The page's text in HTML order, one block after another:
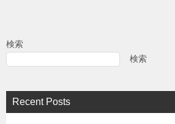
検索
検索
Recent Posts